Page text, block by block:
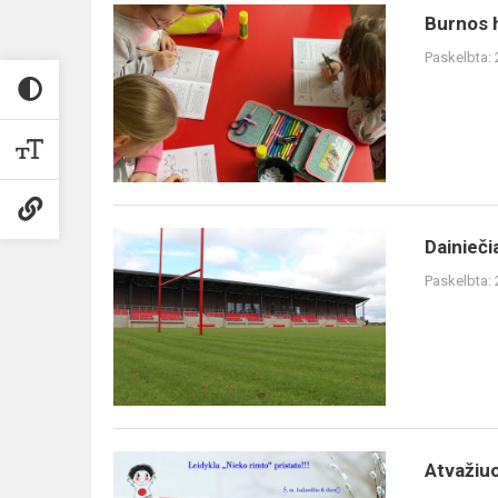
Burnos
higienos
mokymai
„Laiminga
šypsenėlė“
Burnos
Paskelbta:
Dainiečiai
džiaugiasi
aktyvia
partneryste
su
Šiaulių
regbio...
Paskelbta:
Atvažiuoja
leidykla